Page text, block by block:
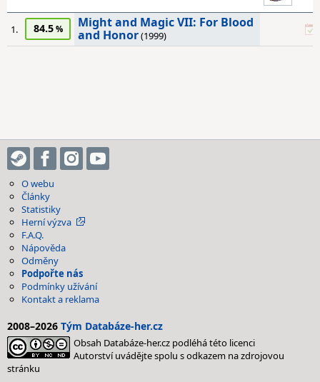
1. 84.5
Might and Magic VII: For Blood
and Honor(1999)
O webu
Články
Statistiky
Herní výzva
F.A.Q.
Nápověda
Odměny
Podpořte nás
Podmínky užívání
Kontakt a reklama
2008–2026 Tým Databáze-her.cz
Obsah Databáze-her.cz podléhá této licenci
Autorství uvádějte spolu s odkazem na zdrojovou
stránku